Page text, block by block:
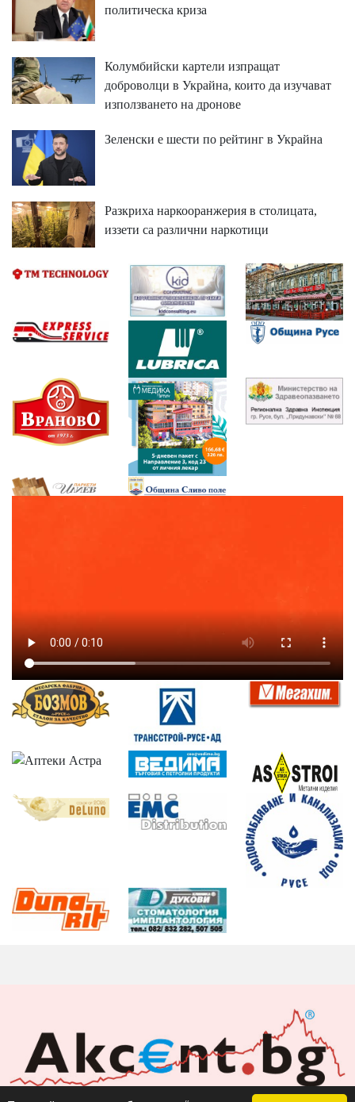
политическа криза
Колумбийски картели изпращат
доброволци в Украйна, които да изучават
използването на дронове
Зеленски е шести по рейтинг в Украйна
Разкриха наркооранжерия в столицата,
иззети са различни наркотици
Акцент БГ ЕООД